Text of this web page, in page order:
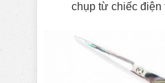
chụp từ chiếc điện